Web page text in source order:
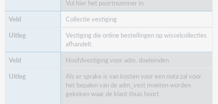
Vul hier het poortnummer in.
Collectie vestiging
Vestiging die online bestellingen op wisselcollecties
afhandelt.
Hoofdvestiging voor adm. doeleinden
Als er sprake is van kosten voor een nota zal voor
het bepalen van de adm_vest moeten worden
gekeken waar de klant thuis hoort.